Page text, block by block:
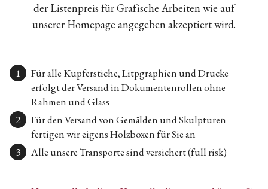
der Listenpreis für Grafische Arbeiten wie auf
unserer Homepage angegeben akzeptiert wird.
Für alle Kupferstiche, Litpgraphien und Drucke
erfolgt der Versand in Dokumentenrollen ohne
Rahmen und Glass
Für den Versand von Gemälden und Skulpturen
fertigen wir eigens Holzboxen für Sie an
Alle unsere Transporte sind versichert (full risk)